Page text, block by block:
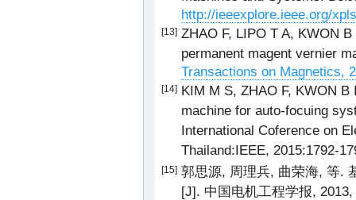
http://ieeexplore.ieee.org/
[13] ZHAO F, LIPO T A, KWON
permanent magent vernier
Transactions on Magnetics,
[14] KIM M S, ZHAO F, KWON
machine for auto-focuing
International Coference on
Thailand:IEEE, 2015:1792-
[15] 郭思源, 周理兵, 曲荣海, 等.
[J]. 中国电机工程学报,